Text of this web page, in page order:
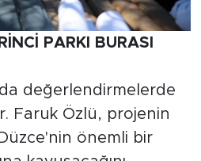
PARKI BURASI
değerlendirmelerde
Faruk Özlü, projenin
önemli bir